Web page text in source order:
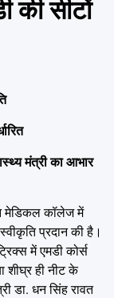
की सीटों
मंत्री का आभार
मेडिकल कॉलेज में
प्रदान की है।
में एमडी कोर्स
शीघ्र ही नीट के
डा. धन सिंह रावत